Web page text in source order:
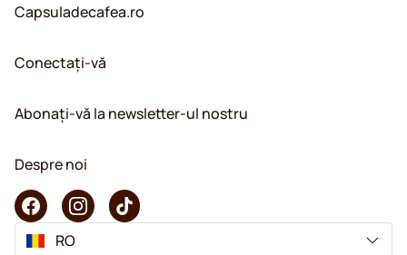
Capsuladecafea.ro
Conectați-vă
Abonați-vă la newsletter-ul nostru
Despre noi
RO